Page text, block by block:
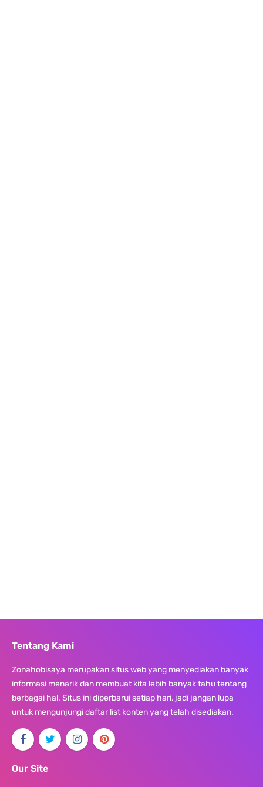
Tentang Kami
Zonahobisaya merupakan situs web yang menyediakan banyak
informasi menarik dan membuat kita lebih banyak tahu tentang
berbagai hal. Situs ini diperbarui setiap hari, jadi jangan lupa
untuk mengunjungi daftar list konten yang telah disediakan.
Our Site